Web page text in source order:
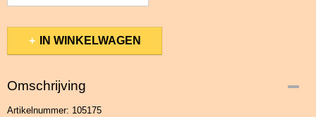
IN WINKELWAGEN
Omschrijving
Artikelnummer: 105175